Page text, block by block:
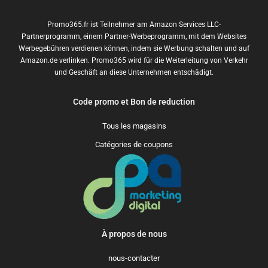
Promo365.fr ist Teilnehmer am Amazon Services LLC-
Partnerprogramm, einem Partner-Werbeprogramm, mit dem Websites
Werbegebühren verdienen können, indem sie Werbung schalten und auf
Amazon.de verlinken. Promo365 wird für die Weiterleitung von Verkehr
und Geschäft an diese Unternehmen entschädigt.
Code promo et Bon de reduction
Tous les magasins
Catégories de coupons
À propos de nous
nous-contacter